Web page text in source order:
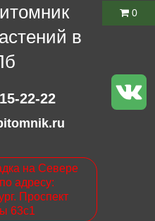
в
22-22
на Севере
адресу:
Проспект
63с1
0